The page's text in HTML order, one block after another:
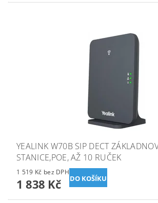
YEALINK W70B SIP DECT
STANICE,POE, AŽ 10 RUČEK
1 519 Kč bez DPH
1 838 Kč